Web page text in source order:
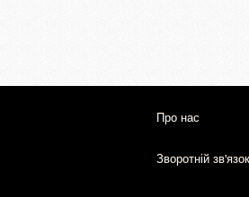
Про нас
Зворотній зв'язок